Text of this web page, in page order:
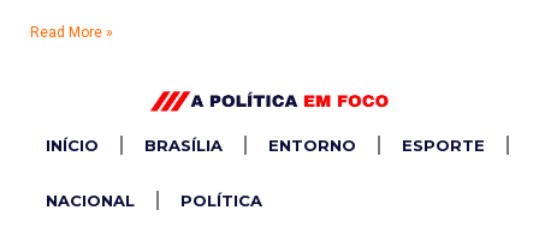
Read More »
INÍCIO BRASÍLIA ENTORNO ESPORTE
NACIONAL POLÍTICA